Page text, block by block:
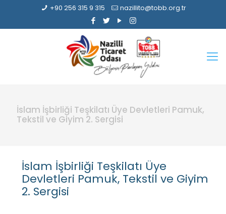
+90 256 315 9 315 nazillito@tobb.org.tr
İslam İşbirliği Teşkilatı Üye Devletleri Pamuk,
Tekstil ve Giyim 2. Sergisi
İslam İşbirliği Teşkilatı Üye
Devletleri Pamuk, Tekstil ve Giyim
2. Sergisi